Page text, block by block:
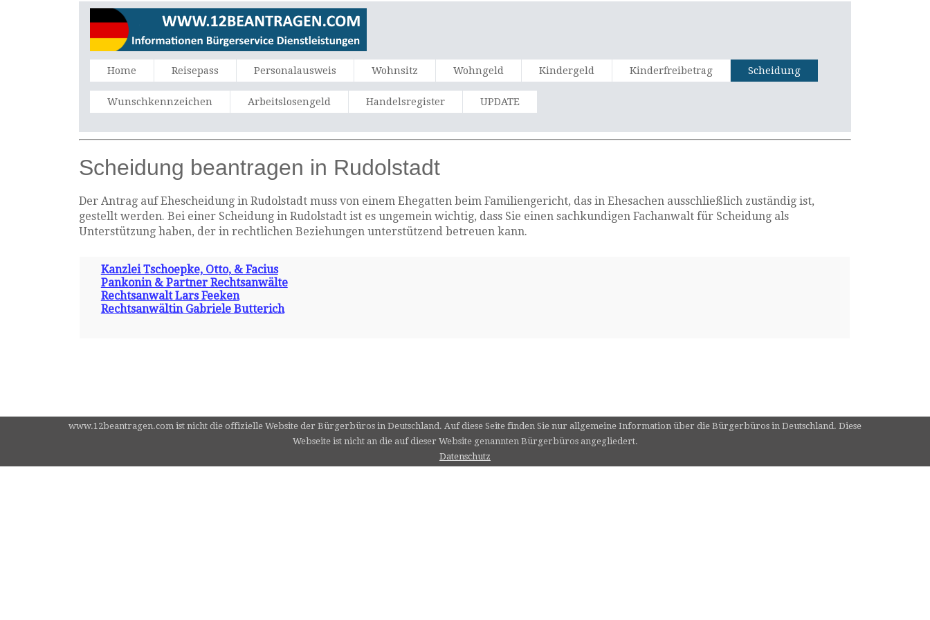
Home Reisepass Personalausweis Wohnsitz Wohngeld Kindergeld Kinderfreibetrag Scheidung
Wunschkennzeichen Arbeitslosengeld Handelsregister UPDATE
Scheidung beantragen in Rudolstadt
Der Antrag auf Ehescheidung in Rudolstadt muss von einem Ehegatten beim Familiengericht, das in Ehesachen ausschließlich zuständig ist,
gestellt werden. Bei einer Scheidung in Rudolstadt ist es ungemein wichtig, dass Sie einen sachkundigen Fachanwalt für Scheidung als
Unterstützung haben, der in rechtlichen Beziehungen unterstützend betreuen kann.
Kanzlei Tschoepke, Otto, & Facius
Pankonin & Partner Rechtsanwälte
Rechtsanwalt Lars Feeken
Rechtsanwältin Gabriele Butterich
www.12beantragen.com ist nicht die offizielle Website der Bürgerbüros in Deutschland. Auf diese Seite finden Sie nur allgemeine Information über die Bürgerbüros in Deutschland. Diese
Webseite ist nicht an die auf dieser Website genannten Bürgerbüros angegliedert.
Datenschutz